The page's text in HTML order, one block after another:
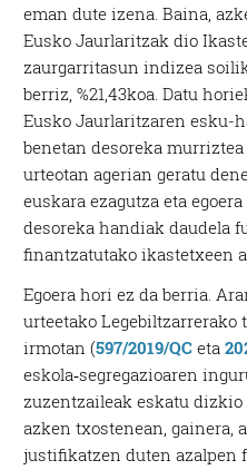
eman dute izena. Baina,
Eusko Jaurlaritzak dio
zaurgarritasun indizea
berriz, %21,43koa. Datu
Eusko Jaurlaritzaren esku-
benetan desoreka
urteotan agerian geratu
euskara ezagutza eta
desoreka handiak daudela
finantzatutako ikastetxeen
Egoera hori ez da berria.
urteetako Legebiltzarrerako
irmotan (597/2019/QC eta
eskola‑segregazioaren
zuzentzaileak eskatu
azken txostenean, gainera,
justifikatzen duten azalpen